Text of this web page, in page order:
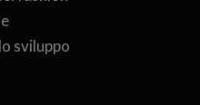
sviluppo